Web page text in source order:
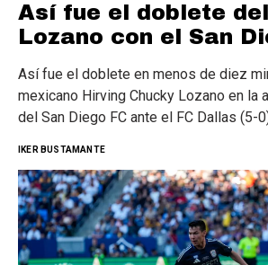
Así fue el doblete
Lozano con el San
Así fue el doblete en menos de diez
mexicano Hirving Chucky Lozano en la
del San Diego FC ante el FC Dallas (5-
IKER BUSTAMANTE